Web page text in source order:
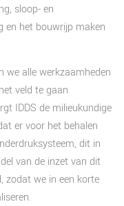
sloop- en
en het bouwrijp maken
we alle werkzaamheden
veld te gaan
IDDS de milieukundige
er voor het behalen
dit in
van de inzet van dit
zodat we in een korte